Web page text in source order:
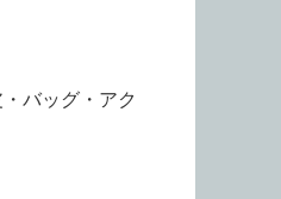
バッグ・アク